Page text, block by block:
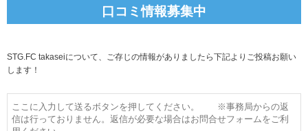
口コミ情報募集中
STG.FC takaseiについて、ご存じの情報がありましたら下記よりご投稿お願い
します！